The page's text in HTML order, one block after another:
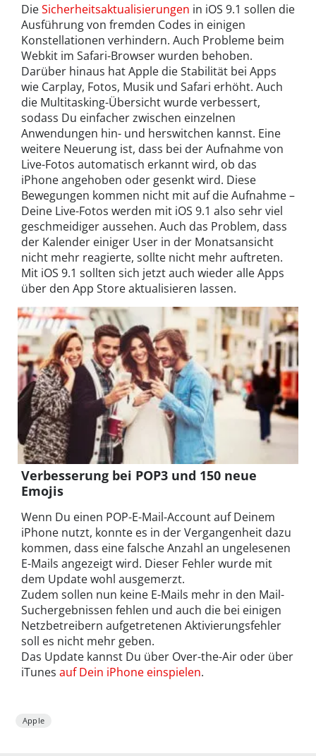
DieSicherheitsaktualisierungen in iOS 9.1 sollen die
Ausführung von fremden Codes in einigen
Konstellationen verhindern. Auch Probleme beim
Webkit im Safari-Browser wurden behoben.
Darüber hinaus hat Apple die Stabilität bei Apps
wie Carplay, Fotos, Musik und Safari erhöht. Auch
die Multitasking-Übersicht wurde verbessert,
sodass Du einfacher zwischen einzelnen
Anwendungen hin- und herswitchen kannst. Eine
weitere Neuerung ist, dass bei der Aufnahme von
Live-Fotos automatisch erkannt wird, ob das
iPhone angehoben oder gesenkt wird. Diese
Bewegungen kommen nicht mit auf die Aufnahme –
Deine Live-Fotos werden mit iOS 9.1 also sehr viel
geschmeidiger aussehen. Auch das Problem, dass
der Kalender einiger User in der Monatsansicht
nicht mehr reagierte, sollte nicht mehr auftreten.
Mit iOS 9.1 sollten sich jetzt auch wieder alle Apps
über den App Store aktualisieren lassen.
Verbesserung bei POP3 und 150 neue
Emojis
Wenn Du einen POP-E-Mail-Account auf Deinem
iPhone nutzt, konnte es in der Vergangenheit dazu
kommen, dass eine falsche Anzahl an ungelesenen
E-Mails angezeigt wird. Dieser Fehler wurde mit
dem Update wohl ausgemerzt.
Zudem sollen nun keine E-Mails mehr in den Mail-
Suchergebnissen fehlen und auch die bei einigen
Netzbetreibern aufgetretenen Aktivierungsfehler
soll es nicht mehr geben.
Das Update kannst Du über Over-the-Air oder über
iTunes auf Dein iPhone einspielen.
Apple